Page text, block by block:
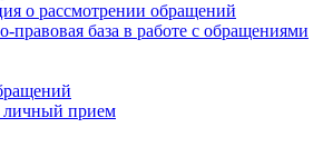
о рассмотрении обращений
правовая база в работе с обращениями
прием